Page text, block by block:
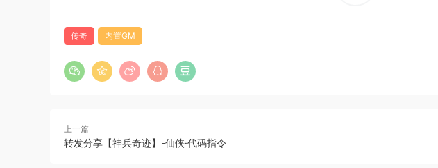
传奇 内置GM
上一篇
转发分享【神兵奇迹】-仙侠·代码指令